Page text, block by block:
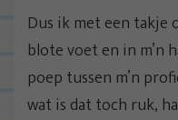
Dus ik met een takje
blote voet en in m’n
poep tussen m’n
wat is dat toch ruk,